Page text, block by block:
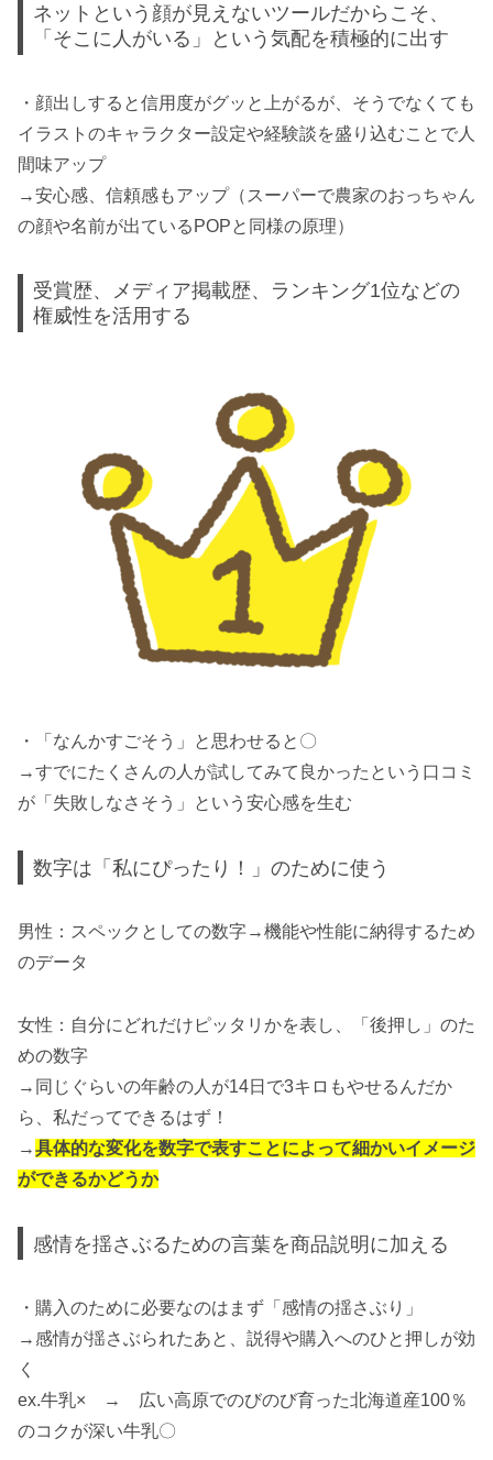
ネットという顔が見えないツールだからこそ、
「そこに人がいる」という気配を積極的に出す
・顔出しすると信用度がグッと上がるが、そうでなくても
イラストのキャラクター設定や経験談を盛り込むことで人
間味アップ
→安心感、信頼感もアップ（スーパーで農家のおっちゃん
の顔や名前が出ているPOPと同様の原理）
受賞歴、メディア掲載歴、ランキング1位などの
権威性を活用する
・「なんかすごそう」と思わせると〇
→すでにたくさんの人が試してみて良かったという口コミ
が「失敗しなさそう」という安心感を生む
数字は「私にぴったり！」のために使う
男性：スペックとしての数字→機能や性能に納得するため
のデータ
女性：自分にどれだけピッタリかを表し、「後押し」のた
めの数字
→同じぐらいの年齢の人が14日で3キロもやせるんだか
ら、私だってできるはず！
→具体的な変化を数字で表すことによって細かいイメージ
ができるかどうか
感情を揺さぶるための言葉を商品説明に加える
・購入のために必要なのはまず「感情の揺さぶり」
→感情が揺さぶられたあと、説得や購入へのひと押しが効
く
ex.牛乳× → 広い高原でのびのび育った北海道産100％
のコクが深い牛乳〇